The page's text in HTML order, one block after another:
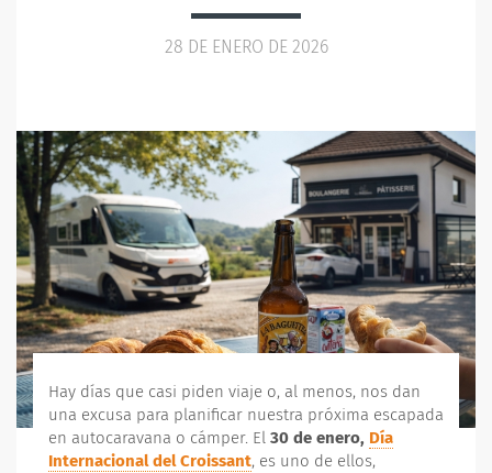
28 DE ENERO DE 2026
Hay días que casi piden viaje o, al menos, nos dan
una excusa para planificar nuestra próxima escapada
en autocaravana o cámper. El 30 de enero, Día
Internacional del Croissant, es uno de ellos,